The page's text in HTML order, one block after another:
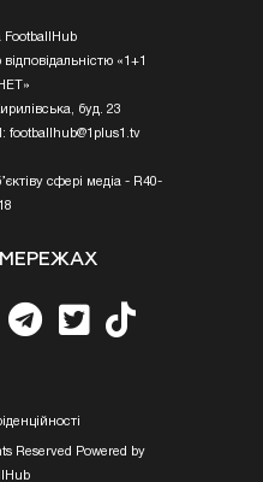
FootballHub
«1+1
буд. 23
footballhub@1plus1.tv
сфері медіа - R40-
Reserved Powered by